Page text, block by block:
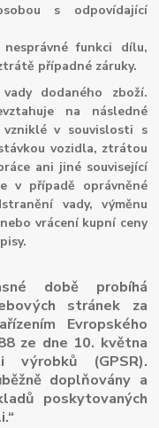
s odpovídající
funkci dílu,
případné záruky.
dodaného zboží.
na následné
v souvislosti s
vozidla, ztrátou
ani jiné související
v případě oprávněné
vady, výměnu
vrácení kupní ceny
době probíhá
stránek za
Evropského
ze dne 10. května
(GPSR).
doplňovány a
poskytovaných